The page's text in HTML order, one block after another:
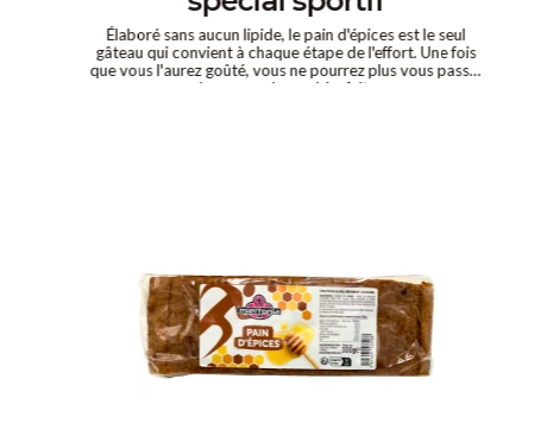
Élaboré sans aucun lipide, le pain d'épices est le seul
gâteau qui convient à chaque étape de l'effort. Une fois
que vous l'aurez goûté, vous ne pourrez plus vous passer
de ses nombreux bienfaits.